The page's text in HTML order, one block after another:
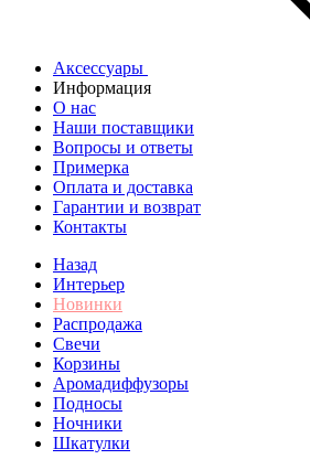
Аксессуары
Информация
О нас
Наши поставщики
Вопросы и ответы
Примерка
Оплата и доставка
Гарантии и возврат
Контакты
Назад
Интерьер
Новинки
Распродажа
Свечи
Корзины
Аромадиффузоры
Подносы
Ночники
Шкатулки